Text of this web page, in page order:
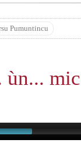
Pumuntincu
ùn...